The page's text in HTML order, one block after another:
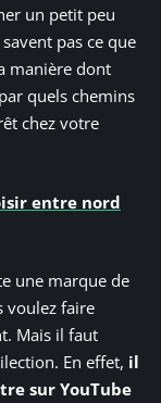
un petit peu
pas ce que
manière dont
quels chemins
chez votre
entre nord
une marque de
voulez faire
Mais il faut
En effet, il
sur YouTube